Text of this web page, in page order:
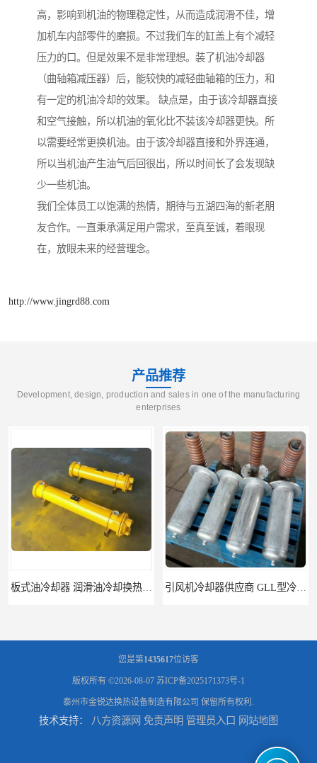
高，影响到机油的物理稳定性，从而造成润滑不佳，增
加机车内部零件的磨损。不过我们车的缸盖上有个减轻
压力的口。但是效果不是非常理想。装了机油冷却器
（曲轴箱减压器）后，能较快的减轻曲轴箱的压力，和
有一定的机油冷却的效果。 缺点是，由于该冷却器直接
和空气接触，所以机油的氧化比不装该冷却器更快。所
以需要经常更换机油。由于该冷却器直接和外界连通，
所以当机油产生油气后回很出，所以时间长了会发现缺
少一些机油。
我们全体员工以饱满的热情，期待与五湖四海的新老朋
友合作。一直秉承满足用户需求，至真至诚，着眼现
在，放眼未来的经营理念。
http://www.jingrd88.com
产品推荐
Development, design, production and sales in one of the manufacturing
enterprises
板式油冷却器 润滑油冷却换热装置 设计定制 引风机冷却器供应商 GLL型冷却器支持定制
您是第1435617位访客
版权所有 ©2026-08-07 苏ICP备2025171373号-1
泰州市金锐达换热设备制造有限公司 保留所有权利.
技术支持： 八方资源网 免责声明 管理员入口 网站地图